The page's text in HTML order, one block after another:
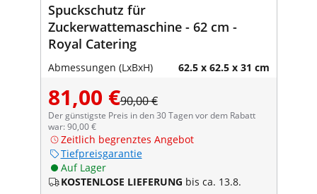
Spuckschutz für
Zuckerwattemaschine - 62 cm -
Royal Catering
Abmessungen (LxBxH) 62.5 x 62.5 x 31 cm
81,00 €90,00 €
Der günstigste Preis in den 30 Tagen vor dem Rabatt
war: 90,00 €
Zeitlich begrenztes Angebot
Tiefpreisgarantie
Auf Lager
KOSTENLOSE LIEFERUNG bis ca. 13.8.